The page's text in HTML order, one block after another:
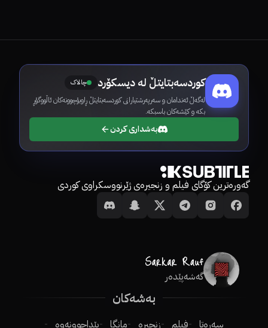
کوردسەبتایتڵ لە دیسکۆرد چالاک
لەگەڵ ئەندامان و سەرپەرشتیارانی کوردسەبتایتڵ ڕاوبۆچوونەکان ئاڵووگۆڕ
بکە و کێشەکان باسبکە.
بەشداری کردن
گەورەترین کۆگای فیلم و زنجیرەی ژێرنووسکراوی کوردی
گەشەپێدەر
بەشەکان
سەرەتا فیلم زنجیرە مانگا پێداچوونەوە